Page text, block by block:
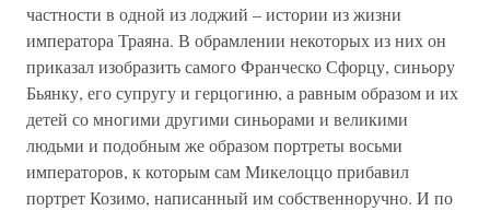
частности в одной из лоджий – истории из жизни
императора Траяна. В обрамлении некоторых из них он
приказал изобразить самого Франческо Сфорцу, синьору
Бьянку, его супругу и герцогиню, а равным образом и их
детей со многими другими синьорами и великими
людьми и подобным же образом портреты восьми
императоров, к которым сам Микелоццо прибавил
портрет Козимо, написанный им собственноручно. И по